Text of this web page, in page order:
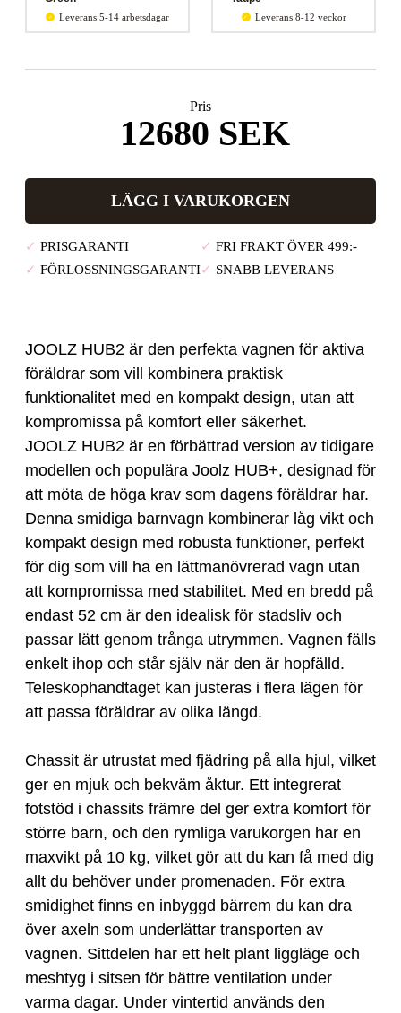
Leverans 5-14 arbetsdagar Leverans 8-12 veckor
Pris
12680 SEK
LÄGG I VARUKORGEN
✓ PRISGARANTI ✓ FRI FRAKT ÖVER 499:-
✓ FÖRLOSSNINGSGARANTI✓ SNABB LEVERANS
JOOLZ HUB2 är den perfekta vagnen för aktiva
föräldrar som vill kombinera praktisk
funktionalitet med en kompakt design, utan att
kompromissa på komfort eller säkerhet.
JOOLZ HUB2 är en förbättrad version av tidigare
modellen och populära Joolz HUB+, designad för
att möta de höga krav som dagens föräldrar har.
Denna smidiga barnvagn kombinerar låg vikt och
kompakt design med robusta funktioner, perfekt
för dig som vill ha en lättmanövrerad vagn utan
att kompromissa med stabilitet. Med en bredd på
endast 52 cm är den idealisk för stadsliv och
passar lätt genom trånga utrymmen. Vagnen fälls
enkelt ihop och står själv när den är hopfälld.
Teleskophandtaget kan justeras i flera lägen för
att passa föräldrar av olika längd.
Chassit är utrustat med fjädring på alla hjul, vilket
ger en mjuk och bekväm åktur. Ett integrerat
fotstöd i chassits främre del ger extra komfort för
större barn, och den rymliga varukorgen har en
maxvikt på 10 kg, vilket gör att du kan få med dig
allt du behöver under promenaden. För extra
smidighet finns en inbyggd bärrem du kan dra
över axeln som underlättar transporten av
vagnen. Sittdelen har ett helt plant liggläge och
meshtyg i sitsen för bättre ventilation under
varma dagar. Under vintertid används den